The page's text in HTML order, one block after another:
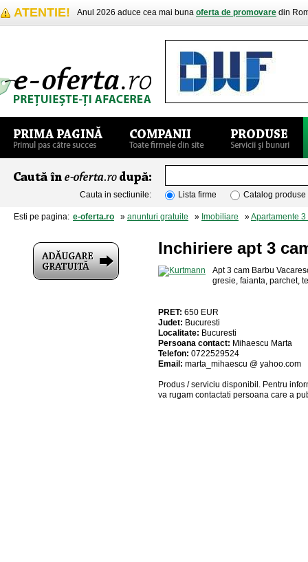
ATENTIE! Anul 2026 aduce cea mai buna oferta de promovare din
Cauta in sectiunile: Lista firme Catalog produse
Esti pe pagina: e-oferta.ro » anunturi gratuite » Imobiliare »Apartamente 3
Inchiriere apt 3
Apt 3 cam Barbu
gresie, faianta, parchet,
PRET: 650 EUR
Judet: Bucuresti
Localitate: Bucuresti
Persoana contact: Mihaescu Marta
Telefon: 0722529524
Email: marta_mihaescu @ yahoo.com
Produs / serviciu disponibil . Pentru
va rugam contactati persoana care a